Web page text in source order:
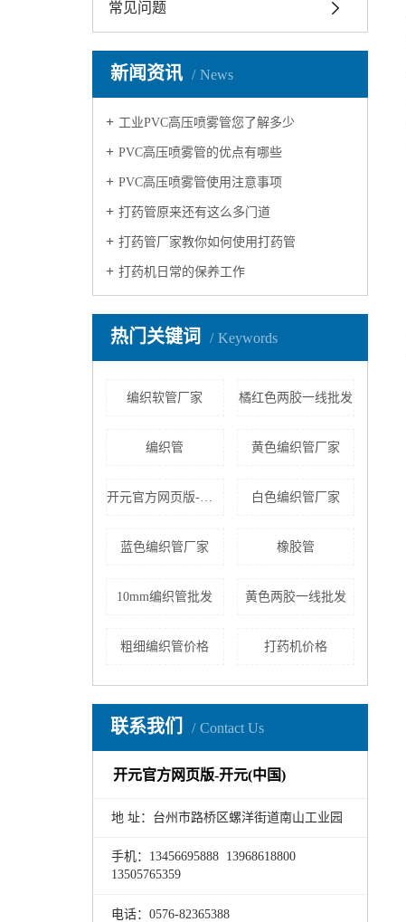
常见问题
新闻资讯 News
工业PVC高压喷雾管您了解多少
PVC高压喷雾管的优点有哪些
PVC高压喷雾管使用注意事项
打药管原来还有这么多门道
打药管厂家教你如何使用打药管
打药机日常的保养工作
热门关键词 Keywords
编织软管厂家 橘红色两胶一线批发
编织管 黄色编织管厂家
开元官方网页版-开元(中国) -19铜套批发 白色编织管厂家
蓝色编织管厂家 橡胶管
10mm编织管批发 黄色两胶一线批发
粗细编织管价格 打药机价格
联系我们 Contact Us
开元官方网页版-开元(中国)
地 址：台州市路桥区螺洋街道南山工业园
手机：13456695888 13968618800
13505765359
电话：0576-82365388